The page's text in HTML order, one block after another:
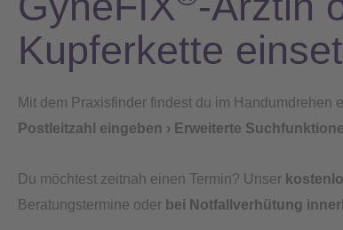
Kupferkette
Mit dem Praxisfinder findest du im
Postleitzahl eingeben › Erweiterte
Du möchtest zeitnah einen Termin? Unser
Beratungstermine oder bei Notfallverhütung